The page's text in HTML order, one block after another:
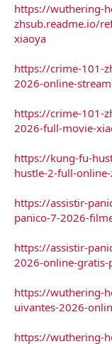
https://wuthering-
zhsub.readme.io/
xiaoya
https://crime-101-
2026-online-
https://crime-101-
2026-full-movie-
https://kung-fu-
hustle-2-full-online-
https://assistir-
panico-7-2026-
https://assistir-
2026-online-
https://wuthering-
uivantes-2026-
https://wuthering-